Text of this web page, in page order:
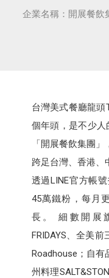
企業名稱：開展餐飲
台灣美式餐廳龍頭
個年頭，是不少人
「開展餐飲集團
跨足台灣、香港、
透過LINE官方帳
45萬鐵粉，每月
長。 細數開展
FRIDAYS、全美
Roadhouse；自有
州料理